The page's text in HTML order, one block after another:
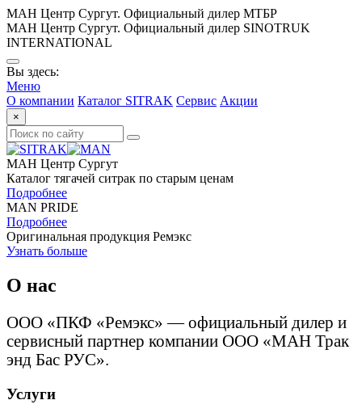
МАН Центр Сургут. Официальный дилер МТБР
МАН Центр Сургут. Официальный дилер SINOTRUK
INTERNATIONAL
Вы здесь:
Меню
О компании Каталог SITRAK Сервис Акции
×
МАН Центр Сургут
Каталог тягачей ситрак по старым ценам
Подробнее
MAN PRIDE
Подробнее
Оригинальная продукция Ремэкс
Узнать больше
О нас
ООО «ПКФ «Ремэкс» — официальный дилер и
сервисный партнер компании ООО «МАН Трак
энд Бас РУС».
Услуги